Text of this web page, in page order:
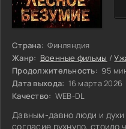
Страна: Финляндия
Жанр: Военные фильмы /
Продолжительность: 95
Дата выхода: 16 марта 2026
Качество: WEB-DL
Давным-давно люди и
согласие рухнуло, стоило